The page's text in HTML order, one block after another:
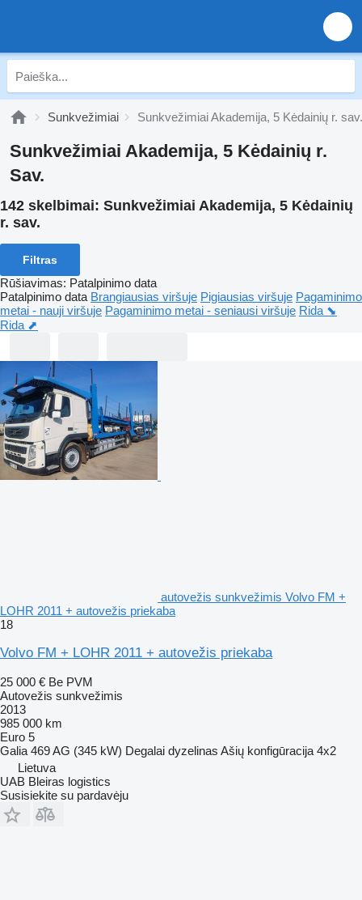
Sunkvežimiai Sunkvežimiai Akademija, 5 Kėdainių r. sav.
Sunkvežimiai Akademija, 5 Kėdainių r.
Sav.
142 skelbimai: Sunkvežimiai Akademija, 5 Kėdainių
r. sav.
Filtras
Rūšiavimas: Patalpinimo data
Patalpinimo data Brangiausias viršuje Pigiausias viršuje Pagaminimo
metai - nauji viršuje Pagaminimo metai - seniausi viršuje Rida ⬊
Rida ⬈
autovežis sunkvežimis Volvo FM +
LOHR 2011 + autovežis priekaba
18
Volvo FM + LOHR 2011 + autovežis priekaba
25 000 € Be PVM
Autovežis sunkvežimis
2013
985 000 km
Euro 5
Galia 469 AG (345 kW) Degalai dyzelinas Ašių konfigūracija 4x2
Lietuva
UAB Bleiras logistics
Susisiekite su pardavėju